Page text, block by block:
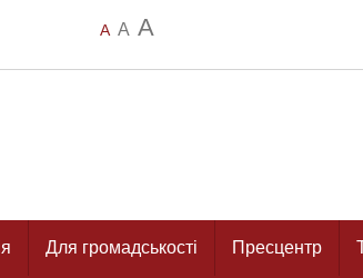
A A A
Для громадськості Пресцентр